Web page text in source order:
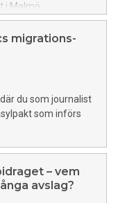
Malmö.
migrations-
du som journalist
som införs
– vem
avslag?